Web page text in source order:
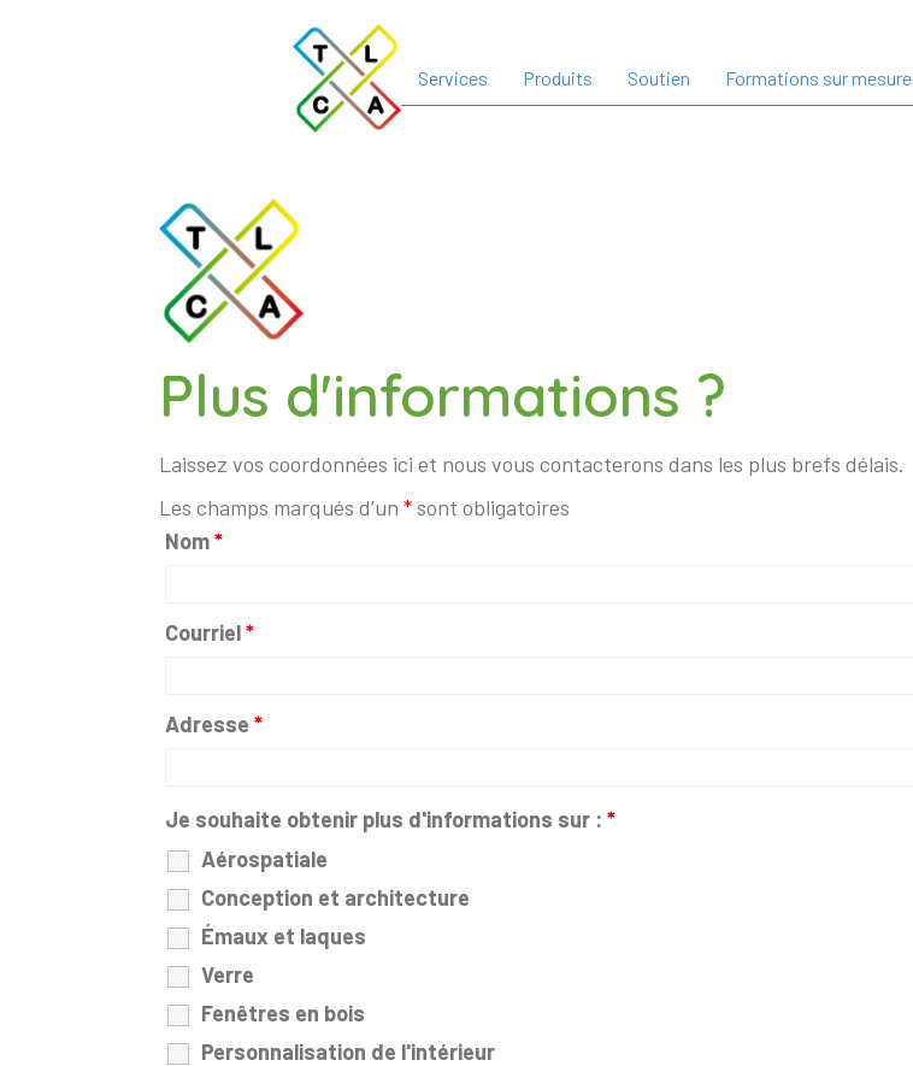
Services Produits Soutien Formations sur mesure
Plus d'informations ?
Laissez vos coordonnées ici et nous vous contacterons dans les plus brefs délais.
Les champs marqués d’un *sont obligatoires
Nom*
Courriel*
Adresse *
Je souhaite obtenir plus d'informations sur : *
Aérospatiale
Conception et architecture
Émaux et laques
Verre
Fenêtres en bois
Personnalisation de l'intérieur